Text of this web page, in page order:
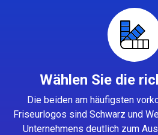
Wählen Sie die
Die beiden am häufigsten
Friseurlogos sind Schwarz und
Unternehmens deutlich zum